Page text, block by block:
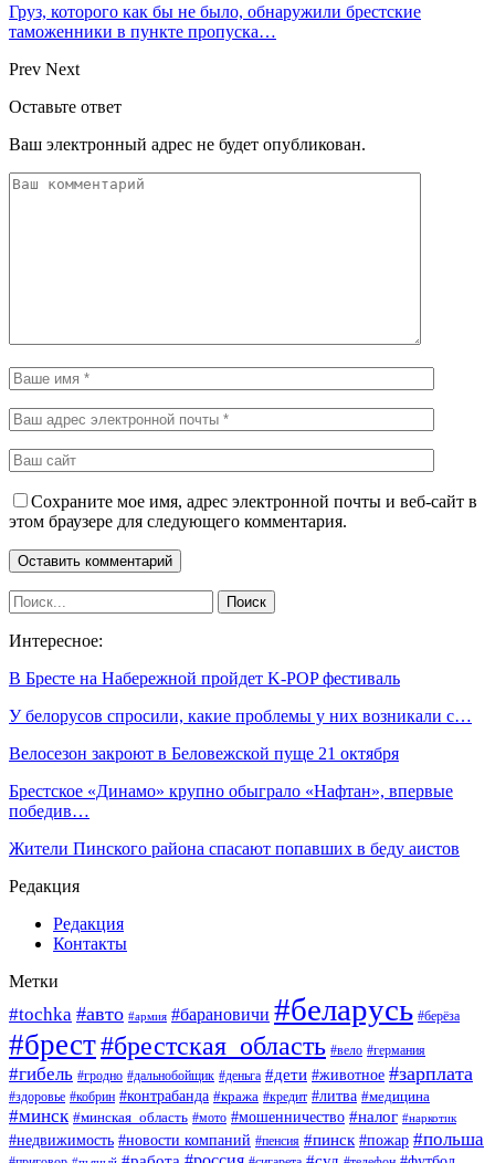
Груз, которого как бы не было, обнаружили брестские
таможенники в пункте пропуска…
Prev Next
Оставьте ответ
Ваш электронный адрес не будет опубликован.
Сохраните мое имя, адрес электронной почты и веб-сайт в
этом браузере для следующего комментария.
Интересное:
В Бресте на Набережной пройдет K-POP фестиваль
У белорусов спросили, какие проблемы у них возникали с…
Велосезон закроют в Беловежской пуще 21 октября
Брестское «Динамо» крупно обыграло «Нафтан», впервые
победив…
Жители Пинского района спасают попавших в беду аистов
Редакция
Редакция
Контакты
Метки
#tochka #авто #армия #барановичи #беларусь #берёза
#брест#брестская_область #вело #германия
#гибель #гродно #дальнобойщик #деньга #дети #животное #зарплата
#здоровье #кобрин #контрабанда #кража #кредит #литва #медицина
#минск #минская_область #мото #мошенничество #налог #наркотик
#недвижимость #новости компаний #пенсия #пинск #пожар #польша